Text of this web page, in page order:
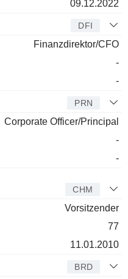
09.12.2022
DFI
Finanzdirektor/CFO
-
-
PRN
Corporate Officer/Principal
-
-
CHM
Vorsitzender
77
11.01.2010
BRD